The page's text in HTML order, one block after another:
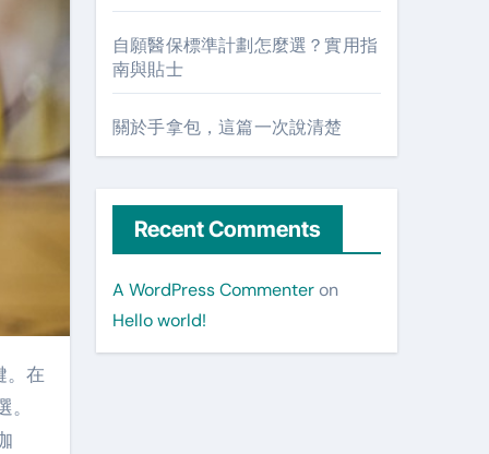
。在
自願醫保標準計劃怎麼選？實用指
南與貼士
關於手拿包，這篇一次說清楚
Recent Comments
A WordPress Commenteron
Hello world!